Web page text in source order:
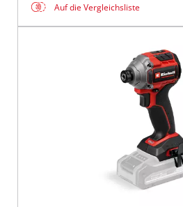
Auf die Vergleichsliste